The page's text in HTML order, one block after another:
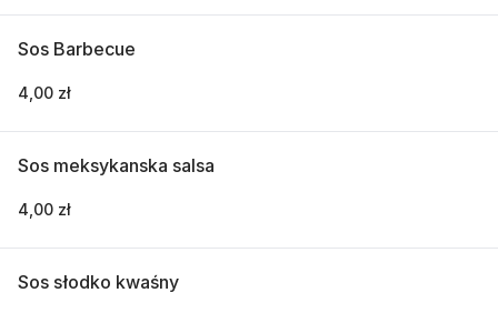
Sos Barbecue
4,00 zł
Sos meksykanska salsa
4,00 zł
Sos słodko kwaśny